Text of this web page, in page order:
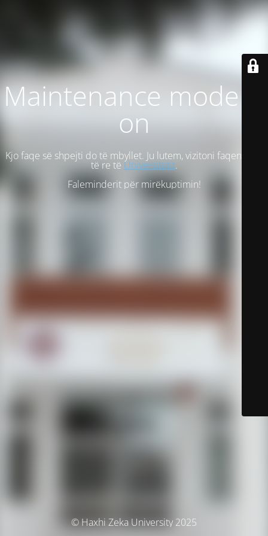
Maintenance mode is
on
Kjo faqe së shpejti do të mbyllet. Ju lutem, vizitoni faqen tonë
të re të Universitetit.
Faleminderit për mirëkuptimin!
© Haxhi Zeka University 2025